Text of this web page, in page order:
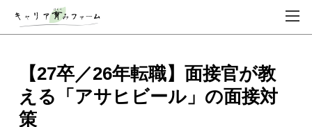
【27卒／26年転職】面接官が教
える「アサヒビール」の面接対
策